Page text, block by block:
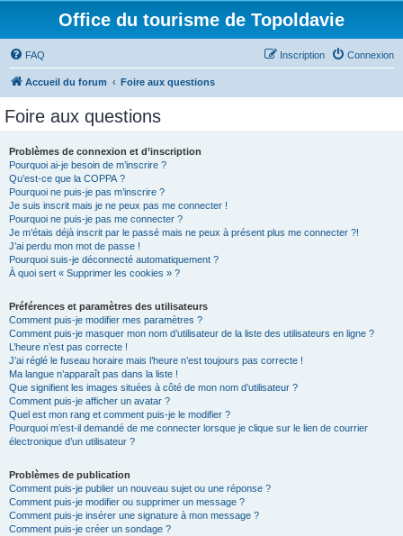
Office du tourisme de Topoldavie
FAQ Connexion
Inscription
Accueil du forum Foire aux questions
Foire aux questions
Problèmes de connexion et d’inscription
Pourquoi ai-je besoin de m’inscrire ?
Qu’est-ce que la COPPA ?
Pourquoi ne puis-je pas m’inscrire ?
Je suis inscrit mais je ne peux pas me connecter !
Pourquoi ne puis-je pas me connecter ?
Je m’étais déjà inscrit par le passé mais ne peux à présent plus me connecter ?!
J’ai perdu mon mot de passe !
Pourquoi suis-je déconnecté automatiquement ?
À quoi sert « Supprimer les cookies » ?
Préférences et paramètres des utilisateurs
Comment puis-je modifier mes paramètres ?
Comment puis-je masquer mon nom d’utilisateur de la liste des utilisateurs en ligne ?
L’heure n’est pas correcte !
J’ai réglé le fuseau horaire mais l’heure n’est toujours pas correcte !
Ma langue n’apparaît pas dans la liste !
Que signifient les images situées à côté de mon nom d’utilisateur ?
Comment puis-je afficher un avatar ?
Quel est mon rang et comment puis-je le modifier ?
Pourquoi m’est-il demandé de me connecter lorsque je clique sur le lien de courrier
électronique d’un utilisateur ?
Problèmes de publication
Comment puis-je publier un nouveau sujet ou une réponse ?
Comment puis-je modifier ou supprimer un message ?
Comment puis-je insérer une signature à mon message ?
Comment puis-je créer un sondage ?